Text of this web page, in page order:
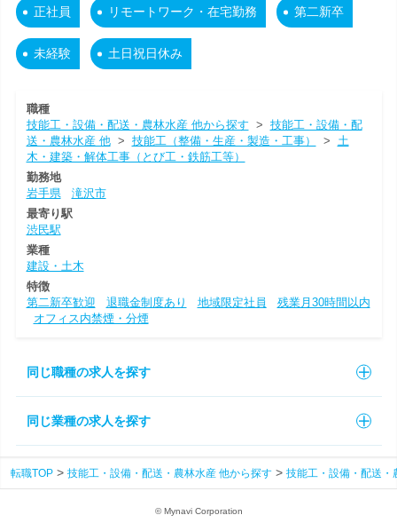
正社員 リモートワーク・在宅勤務 第二新卒
未経験 土日祝日休み
職種
技能工・設備・配送・農林水産 他から探す > 技能工・設備・配
送・農林水産 他> 技能工（整備・生産・製造・工事） > 土
木・建築・解体工事（とび工・鉄筋工等）
勤務地
岩手県
滝沢市
最寄り駅
渋民駅
業種
建設・土木
特徴
第二新卒歓迎
退職金制度あり 地域限定社員
残業月30時間以内
オフィス内禁煙・分煙
同じ職種の求人を探す
同じ業種の求人を探す
転職TOP 技能工・設備・配送・農林水産 他から探す 技能工・設備・配送・
© Mynavi Corporation